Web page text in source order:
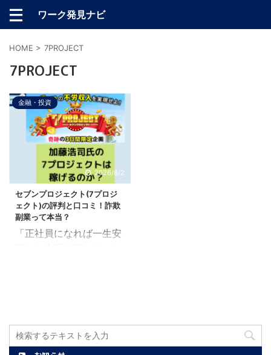
ワーク発見ナビ
HOME > 7PROJECT
7PROJECT
金融・投資
2026/8/2
セブンプロジェクト(7プロジ
ェクト)の評判と口コミ！詐欺
副業って本当？
「正社員になれば一生安
る方も多いのではないで
しょうか。 将来の不安を